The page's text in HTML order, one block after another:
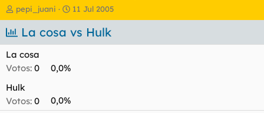
I
n
i
c
d
o
r
d
pepi_juani
F
e
c
11 Jul 2005
La cosa vs Hulk
La cosa
Votos: 0
0,0%
Hulk
Votos: 0 0,0%